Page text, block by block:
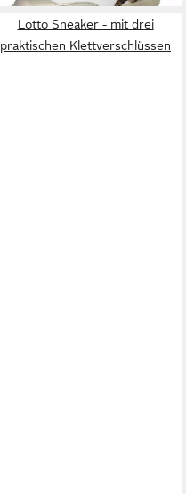
Lotto Sneaker - mit drei
praktischen Klettverschlüssen